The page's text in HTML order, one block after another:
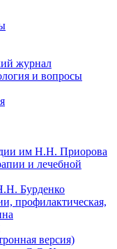
журнал
и вопросы
им Н.Н. Приорова
и лечебной
Бурденко
профилактическая,
версия)